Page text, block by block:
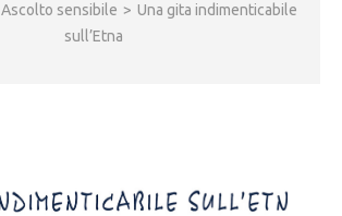
Ascolto sensibile > Una gita indimenticabile
sull’Etna